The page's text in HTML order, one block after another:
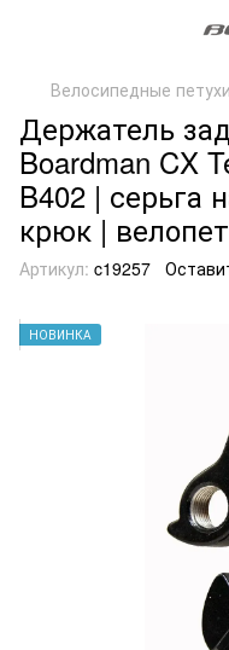
Велосипедные петухи
Держатель
Boardman CX
B402 | серьга
крюк |
Артикул: c19257
НОВИНКА